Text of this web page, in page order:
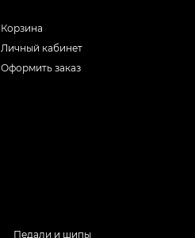
Корзина
Личный кабинет
Оформить заказ
Педали и шипы